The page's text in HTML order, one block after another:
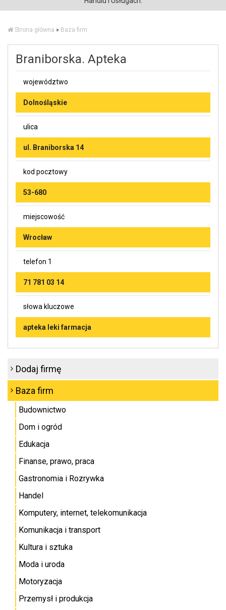
Strona główna » Baza firm
Braniborska. Apteka
województwo
Dolnośląskie
ulica
ul. Braniborska 14
kod pocztowy
53-680
miejscowość
Wrocław
telefon 1
71 781 03 14
słowa kluczowe
apteka leki farmacja
Dodaj firmę
Baza firm
Budownictwo
Dom i ogród
Edukacja
Finanse, prawo, praca
Gastronomia i Rozrywka
Handel
Komputery, internet, telekomunikacja
Komunikacja i transport
Kultura i sztuka
Moda i uroda
Motoryzacja
Przemysł i produkcja